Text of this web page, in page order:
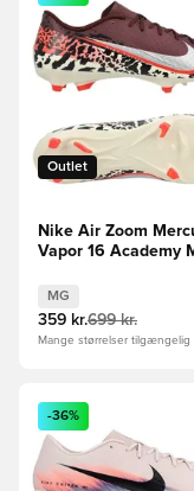
Outlet
Nike Air Zoom
Vapor 16 Academy
Bordeaux/Sølv/Rød/
MG
359 kr.699 kr.
Mange størrelser tilgængelig
Åbner en Modal til
-36%